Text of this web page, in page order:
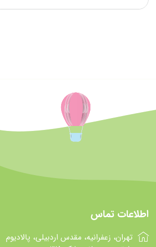
اطلاعات تماس
تهران، زعفرانیه، مقدس اردبیلی، پالادیوم